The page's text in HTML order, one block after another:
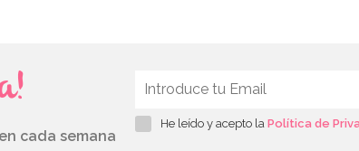
cada semana
He leído y acepto la Política de